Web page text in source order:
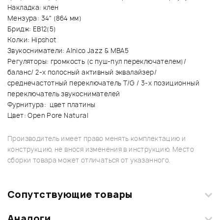
Накладка: клен
Мензура: 34" (864 мм)
Бридж: EB12(5)
Колки: Hipshot
Звукосниматели: Alnico Jazz & MBA5
Регуляторы: громкость (с пуш-пул переключателем)/
баланс/ 2-х полосный активный эквалайзер/
среднечастотный переключатель T/G / 3-х позиционный
переключатель звукоснимателей
Фурнитура: цвет платины
Цвет: Open Pore Natural
Производитель имеет право менять комплектацию и
конструкцию, не внося изменения в инструкцию. Место
сборки товара может отличаться от указанного.
Сопутствующие товары